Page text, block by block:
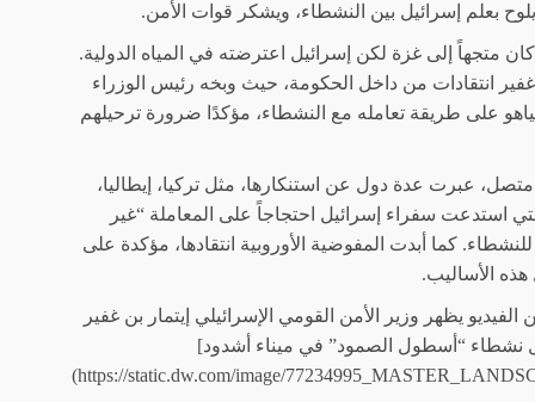
بعلم إسرائيل بين النشطاء، ويشكر قوات الأمن.
متجهاً إلى غزة لكن إسرائيل اعترضته في المياه الدولية.
انتقادات من داخل الحكومة، حيث وبخه رئيس الوزراء
على طريقة تعامله مع النشطاء، مؤكدًا ضرورة ترحيلهم
عبرت عدة دول عن استنكارها، مثل تركيا، إيطاليا،
استدعت سفراء إسرائيل احتجاجاً على المعاملة “غير
للنشطاء. كما أبدت المفوضية الأوروبية انتقادها، مؤكدة على
الأساليب.
يظهر وزير الأمن القومي الإسرائيلي إيتمار بن غفير
نشطاء “أسطول الصمود” في ميناء أشدود]